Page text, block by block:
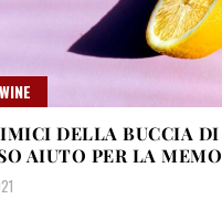
DELLA BUCCIA
AIUTO PER LA